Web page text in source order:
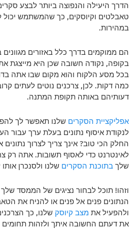
הדרך היעילה והנפוצה ביותר לבצע
טאבלטים וקיוסקים, כך שהמשתמש
במהירות.
הם ממוקמים בדרך כלל באזורים
בקופה, נקודה חשובה שכן היא מייצגת
בכל מסע הלקוח והוא מקום שבו אתה
כמה דקות. לכן, צרכנים נוטים לעתים
דעותיהם באותה תקופת המתנה.
אפליקציית הסקרים שלנו תאפשר לך
לנקודת איסוף נתונים בעלת ערך עבור
החלק הכי טוב? אינך צריך לצרוך נתונים
לאינטרנט כדי לאסוף תשובות. אתה רק
שלךבתוכנת הסקרים שלנו ולסנכרן
וזהו! תוכל לבחור נציגים של הממסד
הנתונים פנים אל פנים או להניח את
ולהפעיל אתמצב קיוסק שלנו, כך
את דעתם החשובה איתך ולזהות תחומים